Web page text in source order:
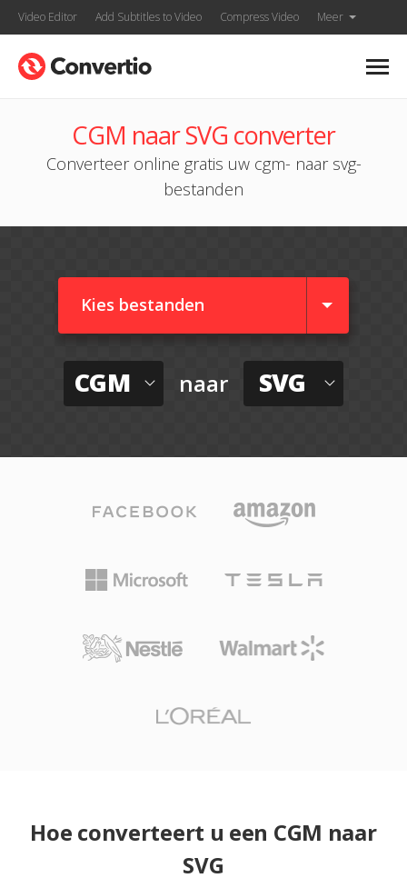
Video Editor Add Subtitles to Video Compress Video Meer
CGM naar SVG converter
Converteer online gratis uw cgm- naar svg-
bestanden
Kies bestanden
CGM naar SVG
Hoe converteert u een CGM naar
SVG